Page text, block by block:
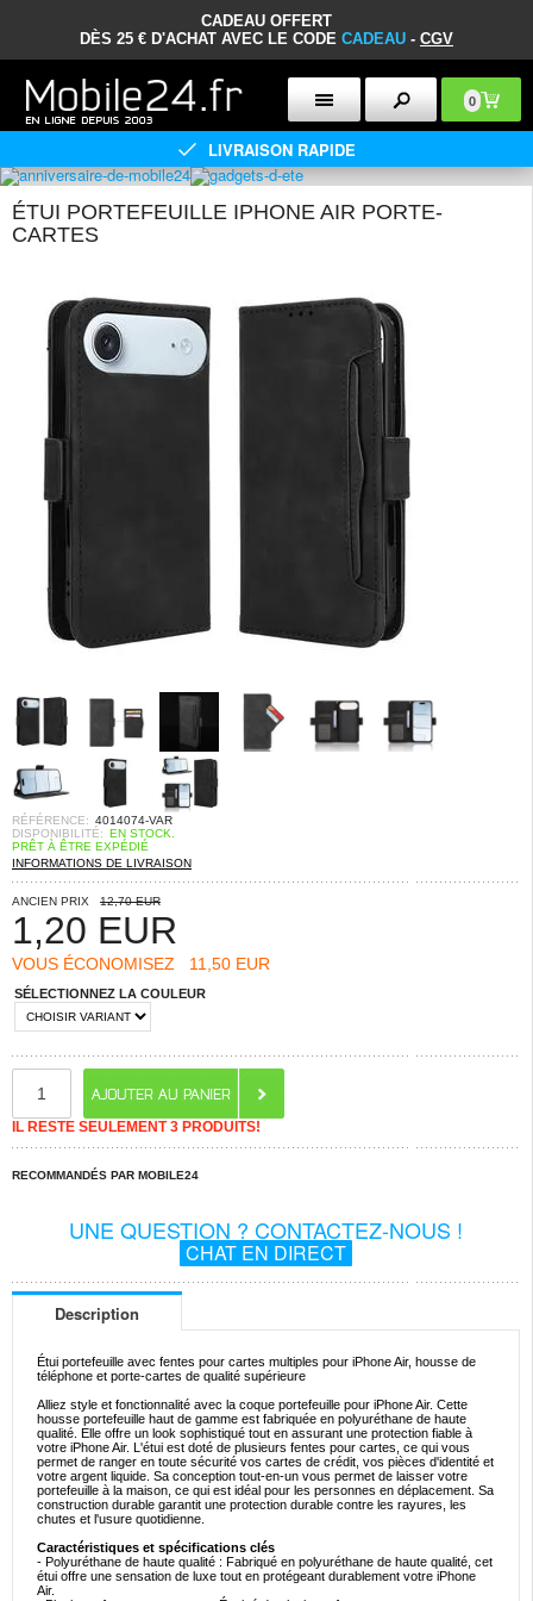
CADEAU OFFERT
DÈS 25 € D'ACHAT AVEC LE CODE CADEAU - CGV
0
LIVRAISON RAPIDE
ÉTUI PORTEFEUILLE IPHONE AIR PORTE-
CARTES
RÉFÉRENCE: 4014074-VAR
DISPONIBILITÉ: EN STOCK.
PRÊT À ÊTRE EXPÉDIÉ
INFORMATIONS DE LIVRAISON
ANCIEN PRIX 12,70 EUR
1,20 EUR
VOUS ÉCONOMISEZ 11,50 EUR
SÉLECTIONNEZ LA COULEUR
IL RESTE SEULEMENT 3 PRODUITS!
RECOMMANDÉS PAR MOBILE24
UNE QUESTION ? CONTACTEZ-NOUS !
CHAT EN DIRECT
Description
Étui portefeuille avec fentes pour cartes multiples pour iPhone Air, housse de
téléphone et porte-cartes de qualité supérieure
Alliez style et fonctionnalité avec la coque portefeuille pour iPhone Air. Cette
housse portefeuille haut de gamme est fabriquée en polyuréthane de haute
qualité. Elle offre un look sophistiqué tout en assurant une protection fiable à
votre iPhone Air. L'étui est doté de plusieurs fentes pour cartes, ce qui vous
permet de ranger en toute sécurité vos cartes de crédit, vos pièces d'identité et
votre argent liquide. Sa conception tout-en-un vous permet de laisser votre
portefeuille à la maison, ce qui est idéal pour les personnes en déplacement. Sa
construction durable garantit une protection durable contre les rayures, les
chutes et l'usure quotidienne.
Caractéristiques et spécifications clés
- Polyuréthane de haute qualité : Fabriqué en polyuréthane de haute qualité, cet
étui offre une sensation de luxe tout en protégeant durablement votre iPhone
Air.